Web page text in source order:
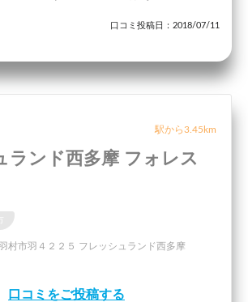
口コミ投稿日：2018/07/11
駅から3.45km
ランド西多摩 フォレス
村市羽４２２５ フレッシュランド西多摩
口コミをご投稿する